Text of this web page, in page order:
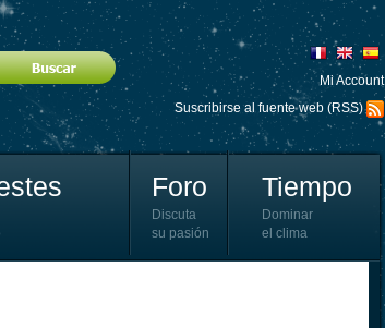
Mi Account
Suscribirse al fuente web (RSS)
Foro
Discuta
su pasión
Tiempo
Dominar
el clima